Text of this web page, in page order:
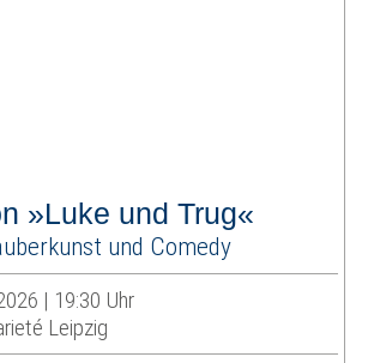
»Luke und Trug«
und Comedy
| 19:30 Uhr
Leipzig